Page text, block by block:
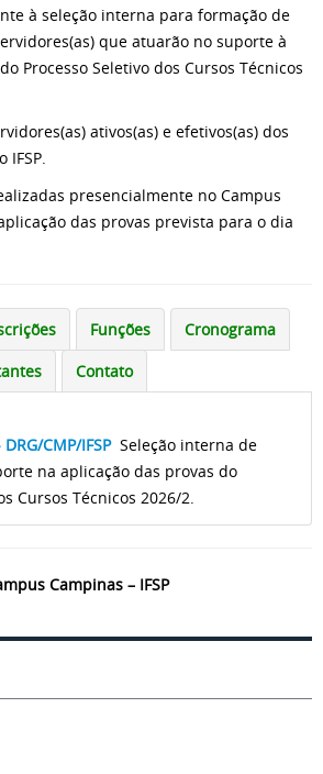
à seleção interna para formação de
que atuarão no suporte à
Processo Seletivo dos Cursos Técnicos
ativos(as) e efetivos(as) dos
IFSP.
presencialmente no Campus
das provas prevista para o dia
Funções
Cronograma
Contato
CMP/IFSP Seleção interna de
na aplicação das provas do
Cursos Técnicos 2026/2.
Campinas – IFSP